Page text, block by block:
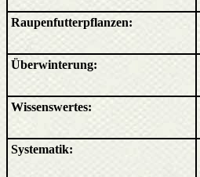
Raupenfutterpflanzen:
Überwinterung:
Wissenswertes:
Systematik: